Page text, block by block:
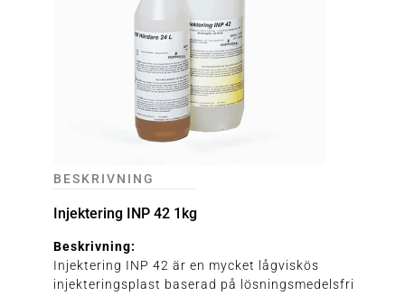
BESKRIVNING
Injektering INP 42 1kg
Beskrivning:
Injektering INP 42 är en mycket lågviskös
injekteringsplast baserad på lösningsmedelsfri